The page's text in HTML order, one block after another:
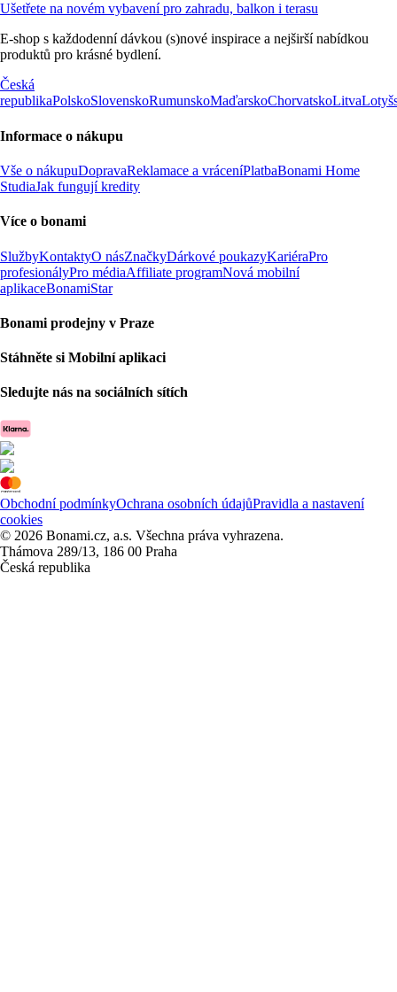
Ušetřete na novém vybavení pro zahradu, balkon i terasu
E-shop s každodenní dávkou (s)nové inspirace a nejširší nabídkou
produktů pro krásné bydlení.
Česká
republikaPolskoSlovenskoRumunskoMaďarskoChorvatskoLitva
Informace o nákupu
Vše o nákupuDopravaReklamace a vráceníPlatbaBonami Home
StudiaJak fungují kredity
Více o bonami
SlužbyKontaktyO násZnačkyDárkové poukazyKariéraPro
profesionályPro médiaAffiliate programNová mobilní
aplikaceBonamiStar
Bonami prodejny v Praze
Stáhněte si Mobilní aplikaci
Sledujte nás na sociálních sítích
Obchodní podmínkyOchrana osobních údajůPravidla a nastavení
cookies
© 2026 Bonami.cz, a.s. Všechna práva vyhrazena.
Thámova 289/13, 186 00 Praha
Česká republika